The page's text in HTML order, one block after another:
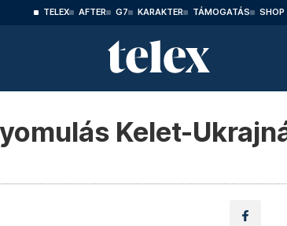
TELEX AFTER G7 KARAKTER TÁMOGATÁS SHOP
Kelet-